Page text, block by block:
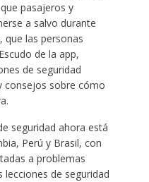
pasajeros y
a salvo durante
que las personas
de la app,
de seguridad
consejos sobre cómo
seguridad ahora está
Perú y Brasil, con
a problemas
lecciones de seguridad